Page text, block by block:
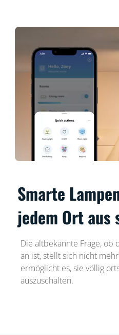
Smarte
jedem Ort aus
Die altbekannte Frage, ob
an ist, stellt sich nicht
ermöglicht es, sie völlig
auszuschalten.